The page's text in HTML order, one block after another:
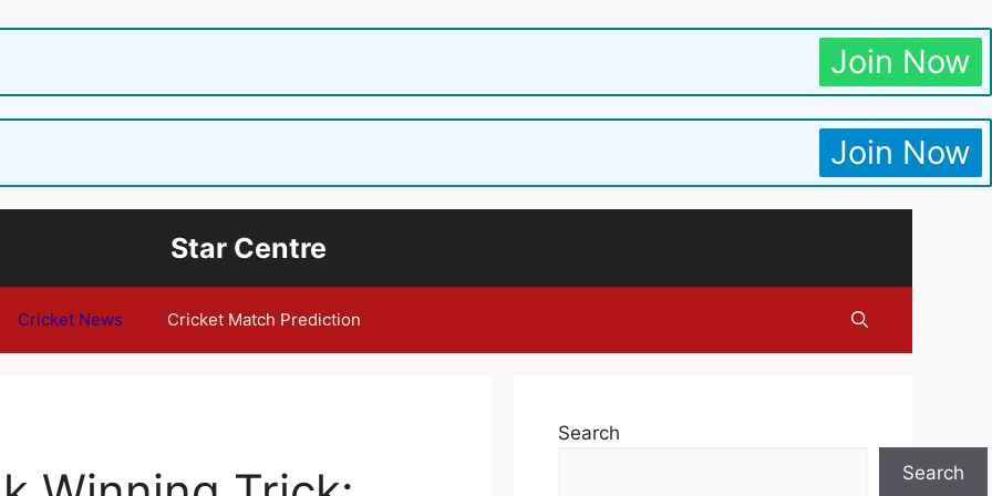
Join Now
Join Now
Star Centre
Cricket News Cricket Match Prediction
Search
Search